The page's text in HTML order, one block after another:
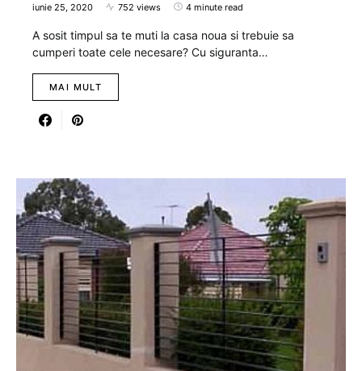
iunie 25, 2020 752 views 4 minute read
A sosit timpul sa te muti la casa noua si trebuie sa
cumperi toate cele necesare? Cu siguranta…
MAI MULT